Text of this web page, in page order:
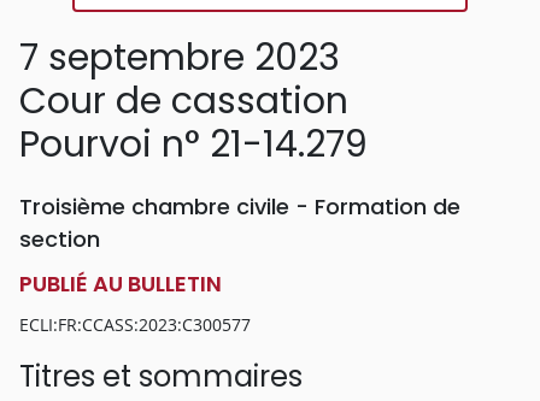
7 septembre 2023
Cour de cassation
Pourvoi n° 21-14.279
Troisième chambre civile - Formation de
section
PUBLIÉ AU BULLETIN
ECLI:FR:CCASS:2023:C300577
Titres et sommaires